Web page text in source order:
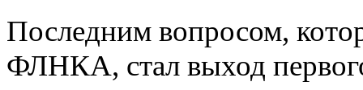
Последним вопросом,
ФЛНКА, стал выход